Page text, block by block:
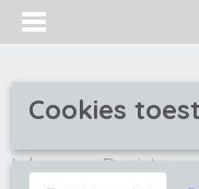
Inloggen Registreren
Cookies